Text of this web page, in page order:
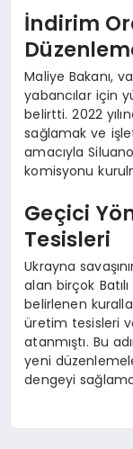
İndirim
Maliye Bakanı,
yabancılar için
belirtti. 2022
sağlamak ve
amacıyla
komisyonu
Geçici
Tesisleri
Ukrayna
alan birçok
belirlenen
üretim tesisleri
atanmıştı. Bu
yeni
dengeyi